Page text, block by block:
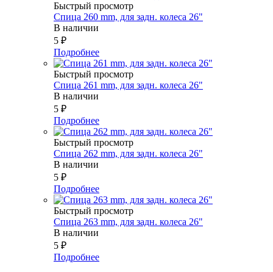
Быстрый просмотр
Спица 260 mm, для задн. колеса 26"
В наличии
5 ₽
Подробнее
Быстрый просмотр
Спица 261 mm, для задн. колеса 26"
В наличии
5 ₽
Подробнее
Быстрый просмотр
Спица 262 mm, для задн. колеса 26"
В наличии
5 ₽
Подробнее
Быстрый просмотр
Спица 263 mm, для задн. колеса 26"
В наличии
5 ₽
Подробнее